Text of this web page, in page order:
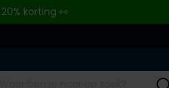
korting 👀